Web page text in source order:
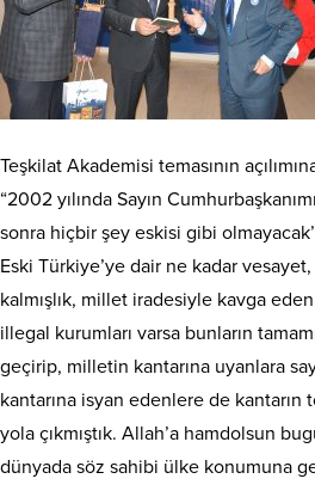
Teşkilat Akademisi temasının
“2002 yılında Sayın
sonra hiçbir şey eskisi gibi
Eski Türkiye’ye dair ne kadar
kalmışlık, millet iradesiyle kavga
illegal kurumları varsa bunların
geçirip, milletin kantarına uyanlara
kantarına isyan edenlere de
yola çıkmıştık. Allah’a hamdolsun
dünyada söz sahibi ülke konumuna